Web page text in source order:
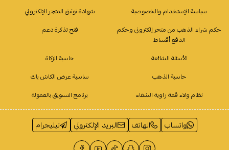
سياسة الإستخدام والخصوصية
شهادة توثيق المتجر الإلكتروني
حكم شراء الذهب من متجر إلكتروني وحكم
الدفع أقساط
فتح تذكرة دعم
الأسئلة الشائعة
حاسبة الزكاة
حاسبة الذهب
ساسية عرض الكاش باك
نظام ولاء قمة زاوية الشفاء
برنامج التسويق بالعمولة
واتساب الهاتف البريد الإلكتروني تيليجرام